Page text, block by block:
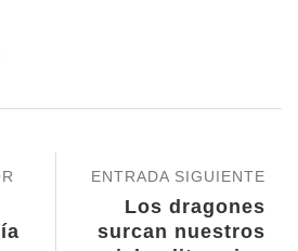
ENTRADA SIGUIENTE
Los dragones
surcan nuestros